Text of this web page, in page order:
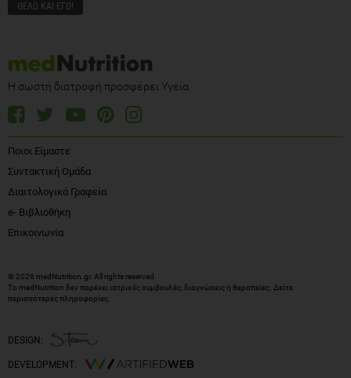
Η σωστή διατροφή προσφέρει Υγεία
Ποιοι Είμαστε
Συντακτική Ομάδα
Διαιτολογικά Γραφεία
e- Βιβλιοθήκη
Επικοινωνία
© 2026 medNutrition.gr. All rights reserved.
Το medNutrition δεν παρέχει ιατρικές συμβουλές, διαγνώσεις ή θεραπείες. Δείτε
περισσότερες πληροφορίες
DESIGN:
DEVELOPMENT: